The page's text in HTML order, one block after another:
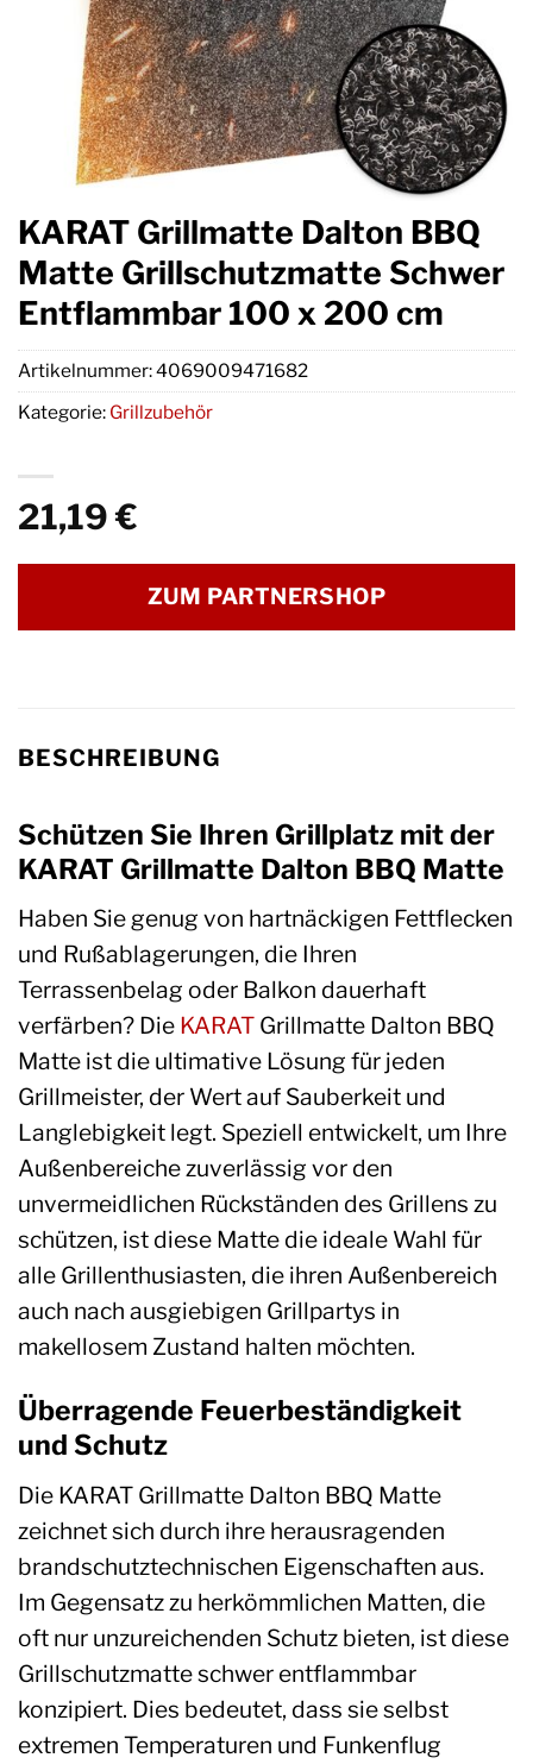
KARAT Grillmatte Dalton BBQ
Matte Grillschutzmatte Schwer
Entflammbar 100 x 200 cm
21,19€
ZUM PARTNERSHOP
Artikelnummer:4069009471682
Kategorie: Grillzubehör
BESCHREIBUNG
Schützen Sie Ihren Grillplatz mit der
KARAT Grillmatte Dalton BBQ Matte
Haben Sie genug von hartnäckigen Fettflecken
und Rußablagerungen, die Ihren
Terrassenbelag oder Balkon dauerhaft
verfärben? Die KARAT Grillmatte Dalton BBQ
Matte ist die ultimative Lösung für jeden
Grillmeister, der Wert auf Sauberkeit und
Langlebigkeit legt. Speziell entwickelt, um Ihre
Außenbereiche zuverlässig vor den
unvermeidlichen Rückständen des Grillens zu
schützen, ist diese Matte die ideale Wahl für
alle Grillenthusiasten, die ihren Außenbereich
auch nach ausgiebigen Grillpartys in
makellosem Zustand halten möchten.
Überragende Feuerbeständigkeit
und Schutz
Die KARAT Grillmatte Dalton BBQ Matte
zeichnet sich durch ihre herausragenden
brandschutztechnischen Eigenschaften aus.
Im Gegensatz zu herkömmlichen Matten, die
oft nur unzureichenden Schutz bieten, ist diese
Grillschutzmatte schwer entflammbar
konzipiert. Dies bedeutet, dass sie selbst
extremen Temperaturen und Funkenflug